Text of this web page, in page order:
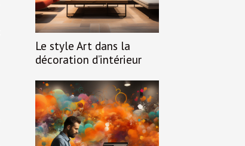
Le style Art dans la
décoration d’intérieur